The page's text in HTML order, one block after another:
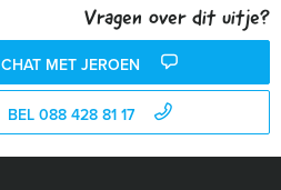
Vragen over dit uitje?
CHAT MET JEROEN
BEL 088 428 81 17